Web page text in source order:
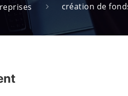
création de